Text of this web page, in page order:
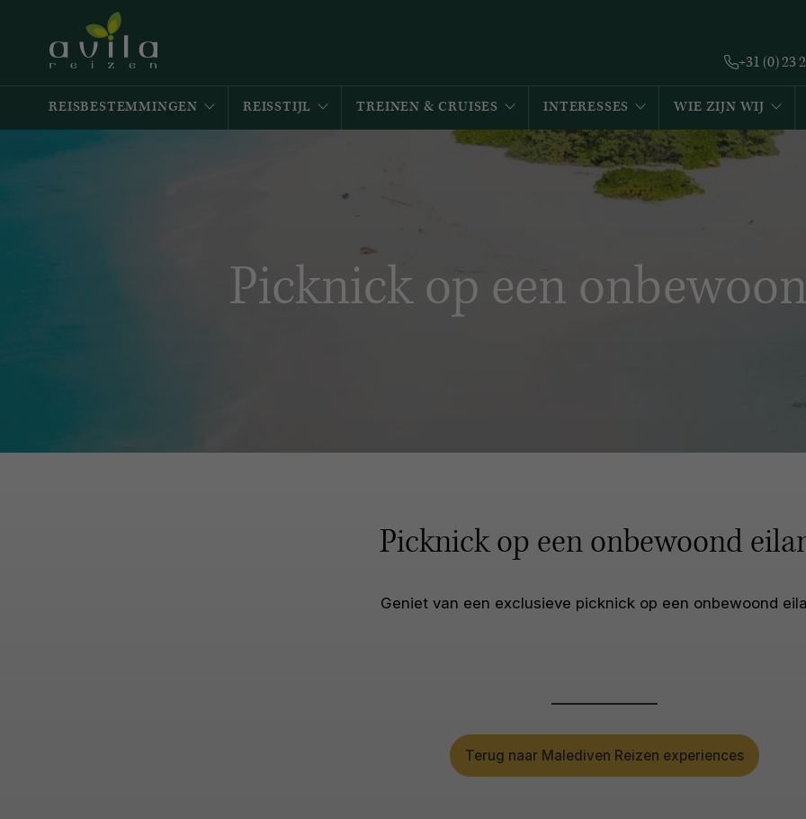
+31 (0) 23
REISBESTEMMINGEN REISSTIJL TREINEN & CRUISES INTERESSES WIE ZIJN WIJ
Picknick op een
Picknick op een onbewoond
Geniet van een exclusieve picknick op een onbewoond
Terug naar Malediven Reizen experiences